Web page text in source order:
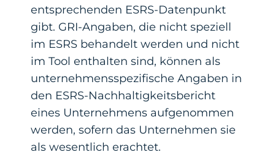
entsprechenden ESRS-Datenpunkt
gibt. GRI-Angaben, die nicht speziell
im ESRS behandelt werden und nicht
im Tool enthalten sind, können als
unternehmensspezifische Angaben in
den ESRS-Nachhaltigkeitsbericht
eines Unternehmens aufgenommen
werden, sofern das Unternehmen sie
als wesentlich erachtet.